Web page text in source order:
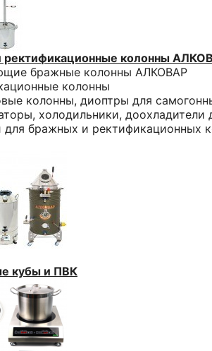
ректификационные колонны
бражные колонны АЛКОВАР
колонны
колонны, диоптры для
холодильники, доохладители
для бражных и ректификационных
кубы и ПВК